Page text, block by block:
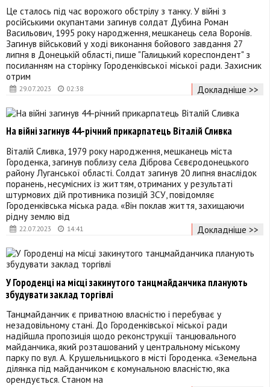
29.07.2023 02:38
Це сталось під час ворожого обстрілу з танку. У війні з
російськими окупантами загинув солдат Дубина Роман
Васильович, 1995 року народження, мешканець села Воронів.
Загинув військовий у ході виконання бойового завдання 27
липня в Донецькій області, пише "Галицький кореспондент" з
посиланням на сторінку Городенківської міської ради. Захисник
отрим
Докладніше >>
22.07.2023 14:41
На війні загинув 44-річний прикарпатець Віталій Сливка
Віталій Сливка, 1979 року народження, мешканець міста
Городенка, загинув поблизу села Діброва Сєвєродонецького
району Луганської області. Солдат загинув 20 липня внаслідок
поранень, несумісних із життям, отриманих у результаті
штурмових дій противника позицій ЗСУ, повідомляє
Городенківська міська рада. «Він поклав життя, захищаючи
рідну землю від
Докладніше >>
У Городенці на місці закинутого танцмайданчика планують
збудувати заклад торгівлі
Танцмайданчик є приватною власністю і перебуває у
незадовільному стані. До Городенківської міської ради
надійшла пропозиція щодо реконструкції танцювального
майданчика, який розташований у центральному міському
парку по вул. А. Крушельницького в місті Городенка. «Земельна
ділянка під майданчиком є комунальною власністю, яка
орендується. Станом на